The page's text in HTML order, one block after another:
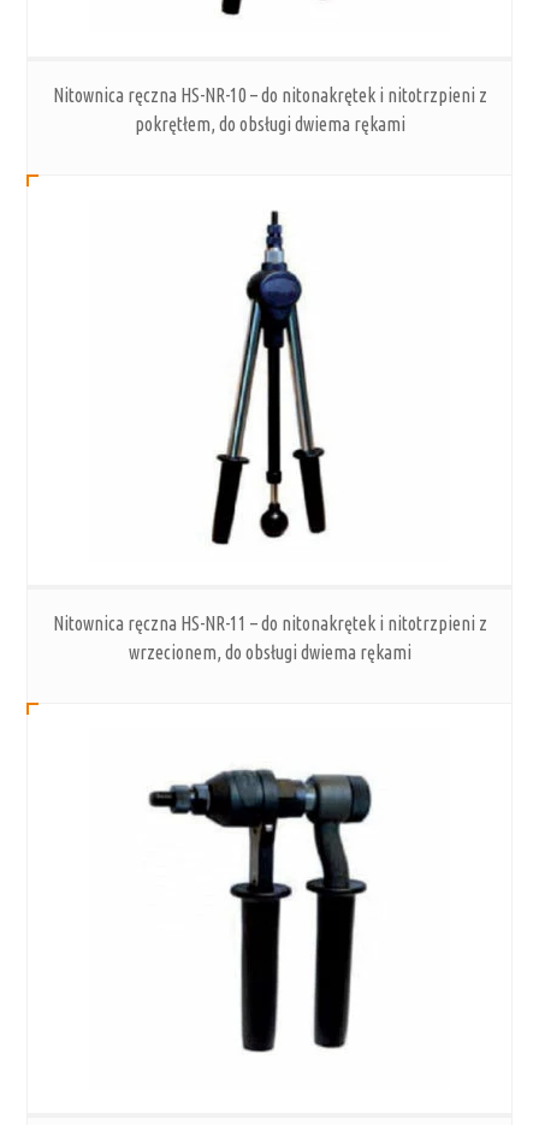
Nitownica ręczna HS-NR-10 – do nitonakrętek i nitotrzpieni z
pokrętłem, do obsługi dwiema rękami
Nitownica ręczna HS-NR-11 – do nitonakrętek i nitotrzpieni z
wrzecionem, do obsługi dwiema rękami